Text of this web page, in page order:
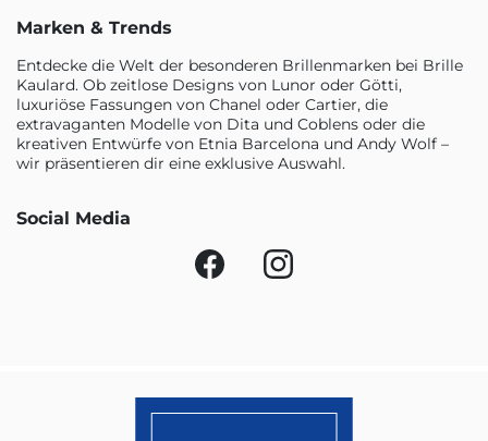
Marken & Trends
Entdecke die Welt der besonderen Brillenmarken bei Brille
Kaulard. Ob zeitlose Designs von Lunor oder Götti,
luxuriöse Fassungen von Chanel oder Cartier, die
extravaganten Modelle von Dita und Coblens oder die
kreativen Entwürfe von Etnia Barcelona und Andy Wolf –
wir präsentieren dir eine exklusive Auswahl.
Social Media